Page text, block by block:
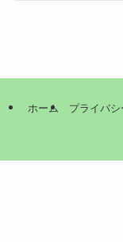
ホーム プライバ